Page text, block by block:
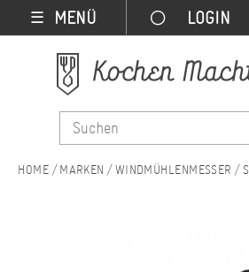
☰ MENÜ
MARKEN WINDMÜHLENMESSER